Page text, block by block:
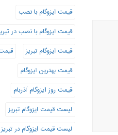
قیمت ایزوگام با نصب
قیمت ایزوگام با نصب در
قیمت ایزوگام تبریز
قیمت
قیمت بهترین ایزوگام
قیمت روز ایزوگام آذربام
لیست قیمت ایزوگام تبریز
لیست قیمت ایزوگام در تبریز